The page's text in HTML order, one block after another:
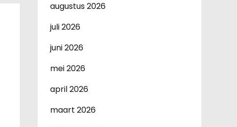
augustus 2026
juli 2026
juni 2026
mei 2026
april 2026
maart 2026